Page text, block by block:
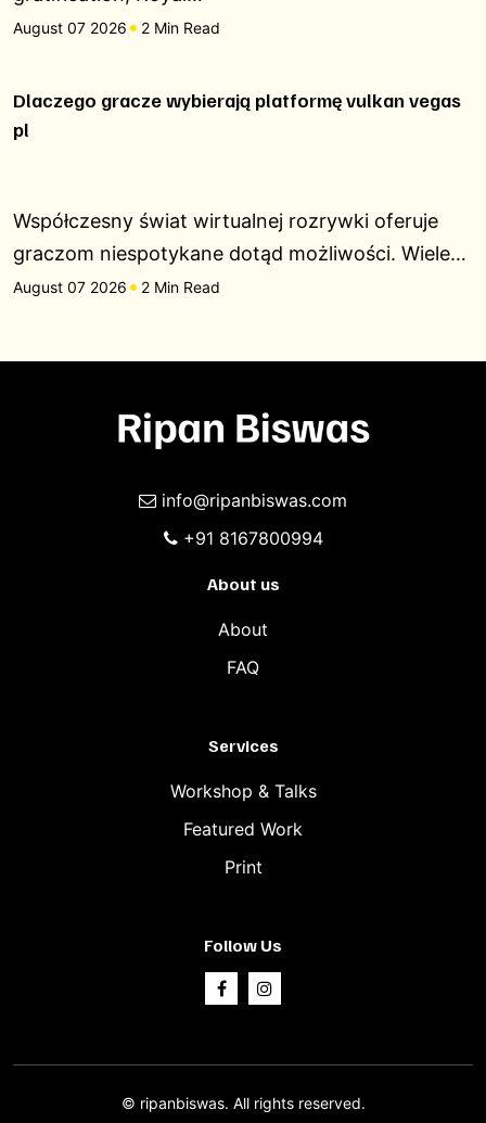
August 07 2026 2 Min Read
Dlaczego gracze wybierają platformę vulkan vegas
pl
Współczesny świat wirtualnej rozrywki oferuje
graczom niespotykane dotąd możliwości. Wiele…
August 07 2026 2 Min Read
info@ripanbiswas.com
+91 8167800994
About us
About
FAQ
Services
Workshop & Talks
Featured Work
Print
Follow Us
© ripanbiswas. All rights reserved.